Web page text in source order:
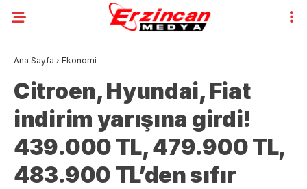
Ana Sayfa › Ekonomi
Citroen, Hyundai, Fiat
indirim yarışına girdi!
439.000 TL, 479.900 TL,
483.900 TL’den sıfır